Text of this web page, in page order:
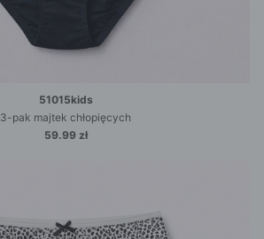
51015kids
3-pak majtek chłopięcych
59.99 zł